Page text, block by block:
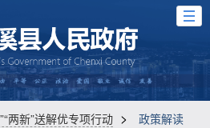
两新”送解优专项行动 > 政策解读